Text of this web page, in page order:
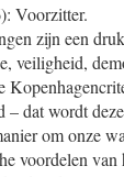
Voorzitter.
zijn een
veiligheid,
– dat wordt
om onze
voordelen